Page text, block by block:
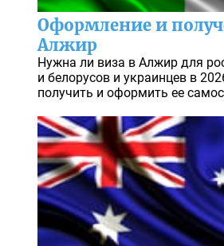
Оформление и
Алжир
Нужна ли виза в Алжир для
и белорусов и украинцев в
получить и оформить ее